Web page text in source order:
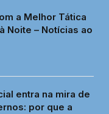
a Melhor Tática
Noite – Notícias ao
entra na mira de
por que a